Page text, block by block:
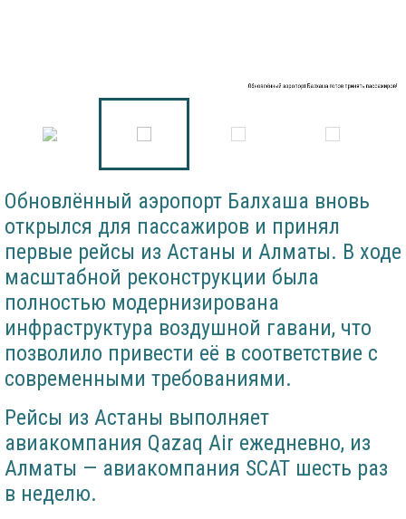
Обновлённый аэропорт Балхаша готов принять пассажиров!
Обновлённый аэропорт Балхаша вновь
открылся для пассажиров и принял
первые рейсы из Астаны и Алматы. В ходе
масштабной реконструкции была
полностью модернизирована
инфраструктура воздушной гавани, что
позволило привести её в соответствие с
современными требованиями.
Рейсы из Астаны выполняет
авиакомпания Qazaq Air ежедневно, из
Алматы — авиакомпания SCAT шесть раз
в неделю.